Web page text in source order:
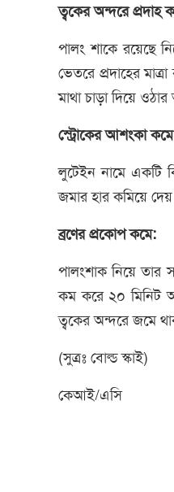
ত্বকের অন্দরে প্রদাহ
পালং শাকে রয়েছে
ভেতরে প্রদাহের
মাথা চাড়া দিয়ে
স্ট্রোকের আশংকা
লুটেইন নামে একটি
জমার হার কমিয়ে
ব্রণের প্রকোপ কমে:
পালংশাক নিয়ে তার
কম করে ২০ মিনিট
ত্বকের অন্দরে জমে
(সুত্রঃ বোল্ড স্কাই)
কেআই/এসি